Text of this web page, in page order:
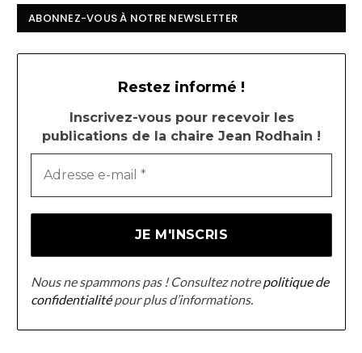
ABONNEZ-VOUS À NOTRE NEWSLETTER
Restez informé !
Inscrivez-vous pour recevoir les
publications de la chaire Jean Rodhain !
Nous ne spammons pas ! Consultez notrepolitique de
confidentialitépour plus d’informations.